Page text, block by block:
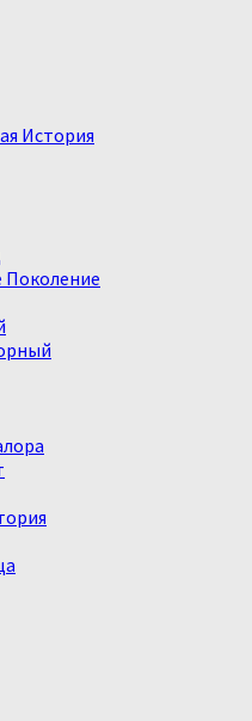
История
Поколение